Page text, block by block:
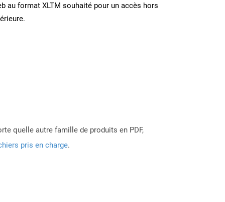
au format XLTM souhaité pour un accès hors
quelle autre famille de produits en PDF,
pris en charge.